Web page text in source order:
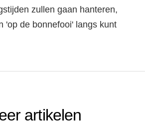
zullen gaan hanteren,
'op de bonnefooi' langs kunt
artikelen